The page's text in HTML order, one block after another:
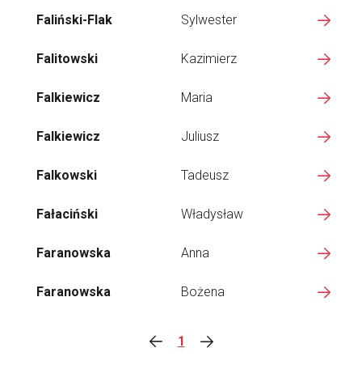
Faliński-Flak Sylwester
Falitowski Kazimierz
Falkiewicz Maria
Falkiewicz Juliusz
Falkowski Tadeusz
Fałaciński Władysław
Faranowska Anna
Faranowska Bożena
1